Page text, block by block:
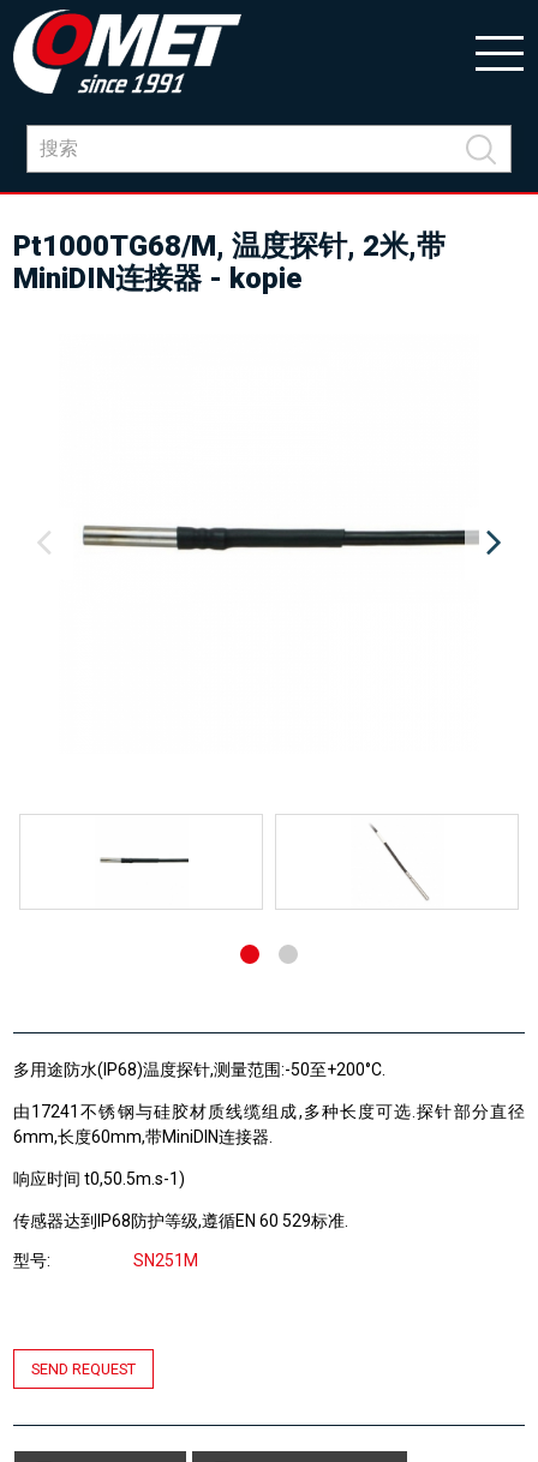
Pt1000TG68/M, 温度探针, 2米,带
MiniDIN连接器 - kopie
多用途防水(IP68)温度探针,测量范围:-50至+200°C.
由17241不锈钢与硅胶材质线缆组成,多种长度可选.探针部分直径
6mm,长度60mm,带MiniDIN连接器.
响应时间 t0,50.5m.s-1)
传感器达到IP68防护等级,遵循EN 60 529标准.
型号 SN251M
SEND REQUEST